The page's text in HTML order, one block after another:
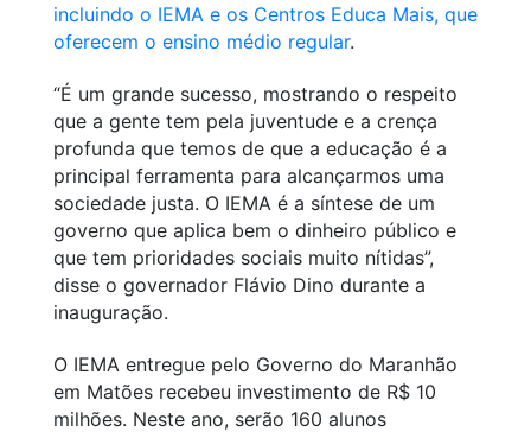
incluindo o IEMA e os Centros Educa Mais, que
oferecem o ensino médio regular.
“É um grande sucesso, mostrando o respeito
que a gente tem pela juventude e a crença
profunda que temos de que a educação é a
principal ferramenta para alcançarmos uma
sociedade justa. O IEMA é a síntese de um
governo que aplica bem o dinheiro público e
que tem prioridades sociais muito nítidas”,
disse o governador Flávio Dino durante a
inauguração.
O IEMA entregue pelo Governo do Maranhão
em Matões recebeu investimento de R$ 10
milhões. Neste ano, serão 160 alunos